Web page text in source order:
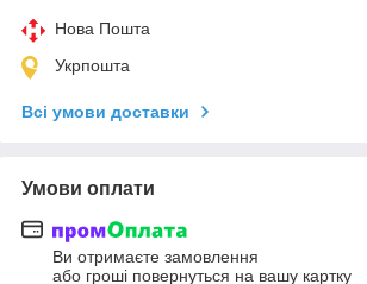
Нова Пошта
Укрпошта
Всі умови доставки
Умови оплати
Ви отримаєте замовлення
або гроші повернуться на вашу картку